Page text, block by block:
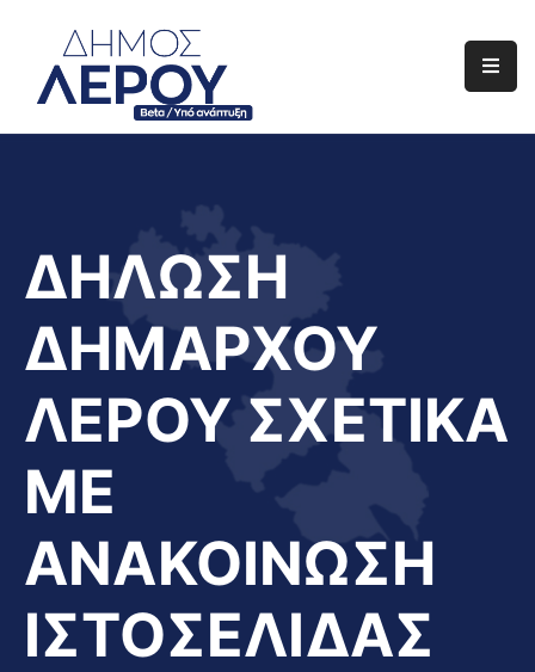
Αρχική
Διαφάνεια
Το
Νησί
Μας
ΔΗΛΩΣΗ
ΔΗΜΑΡΧΟΥ
ΛΕΡΟΥ ΣΧΕΤΙΚΑ
ΜΕ
ΑΝΑΚΟΙΝΩΣΗ
ΙΣΤΟΣΕΛΙΔΑΣ